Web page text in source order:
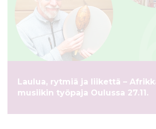
Laulua, rytmiä ja liikettä –
musiikin työpaja Oulussa 27.11.